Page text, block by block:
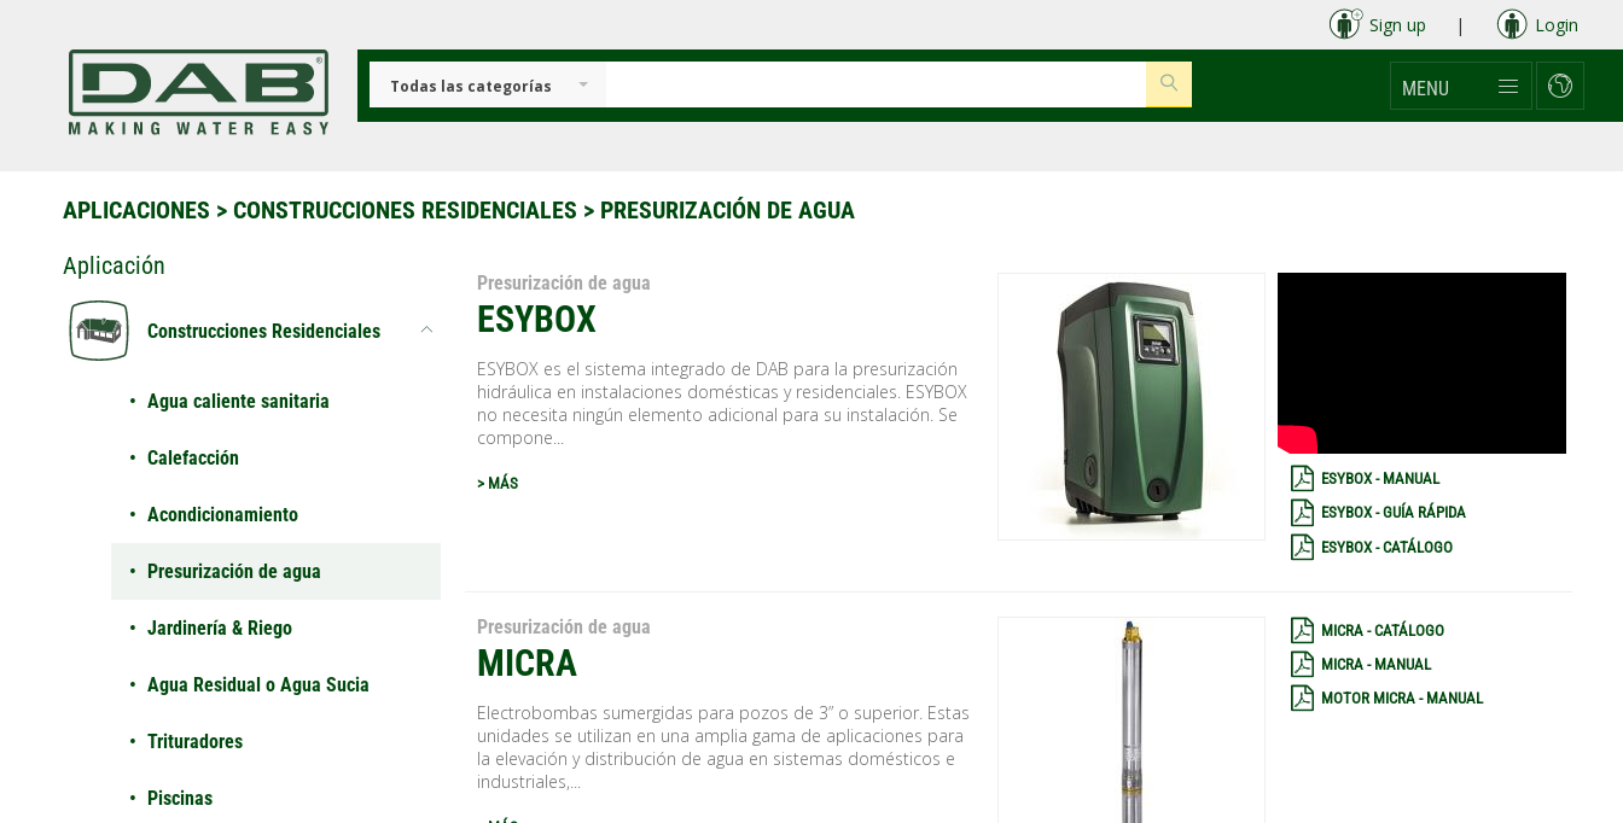
contenido
Sign up | Login
Todas las categorías MENU
APLICACIONES > CONSTRUCCIONES RESIDENCIALES > PRESURIZACIÓN DE AGUA
Aplicación
Construcciones Residenciales
Agua caliente sanitaria
Calefacción
Acondicionamiento
Presurización de agua
Jardinería & Riego
Agua Residual o Agua Sucia
Trituradores
Piscinas
Presurización de agua
ESYBOX
ESYBOX es el sistema integrado de DAB para la presurización
hidráulica en instalaciones domésticas y residenciales. ESYBOX
no necesita ningún elemento adicional para su instalación. Se
compone...
> MÁS
ESYBOX - MANUAL
ESYBOX - GUÍA RÁPIDA
ESYBOX - CATÁLOGO
Presurización de agua
MICRA
Electrobombas sumergidas para pozos de 3” o superior. Estas
unidades se utilizan en una amplia gama de aplicaciones para
la elevación y distribución de agua en sistemas domésticos e
industriales,...
MICRA - CATÁLOGO
MICRA - MANUAL
MOTOR MICRA - MANUAL